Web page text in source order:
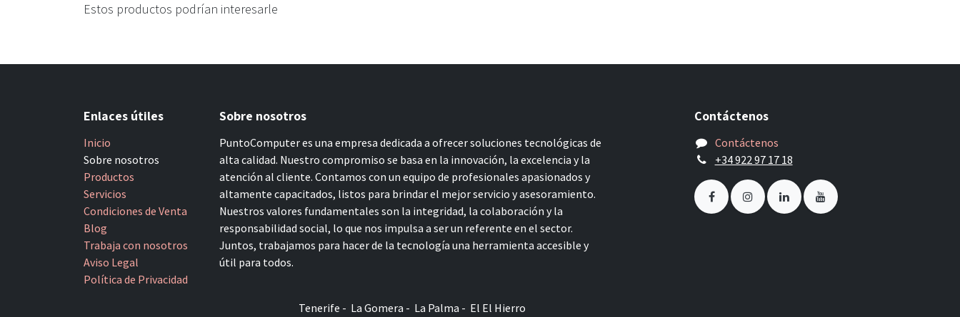
Estos productos podrían interesarle
Enlaces útiles
Inicio
Sobre nosotros
Productos
Servicios
Condiciones de Venta
Blog
Trabaja con nosotros
Aviso Legal
Política de Privacidad
Sobre nosotros
PuntoComputer es una empresa dedicada a ofrecer soluciones tecnológicas de
alta calidad. Nuestro compromiso se basa en la innovación, la excelencia y la
atención al cliente. Contamos con un equipo de profesionales apasionados y
altamente capacitados, listos para brindar el mejor servicio y asesoramiento.
Nuestros valores fundamentales son la integridad, la colaboración y la
responsabilidad social, lo que nos impulsa a ser un referente en el sector.
Juntos, trabajamos para hacer de la tecnología una herramienta accesible y
útil para todos.
Tenerife - La Gomera - La Palma - El El Hierro
Contáctenos
Contáctenos
+34 922 97 17 18